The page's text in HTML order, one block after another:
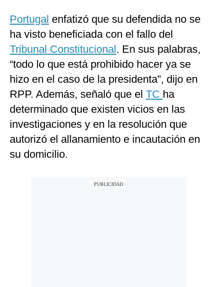
Portugal enfatizó que su defendida no se
ha visto beneficiada con el fallo del
Tribunal Constitucional. En sus palabras,
“todo lo que está prohibido hacer ya se
hizo en el caso de la presidenta”, dijo en
RPP. Además, señaló que el TC ha
determinado que existen vicios en las
investigaciones y en la resolución que
autorizó el allanamiento e incautación en
su domicilio.